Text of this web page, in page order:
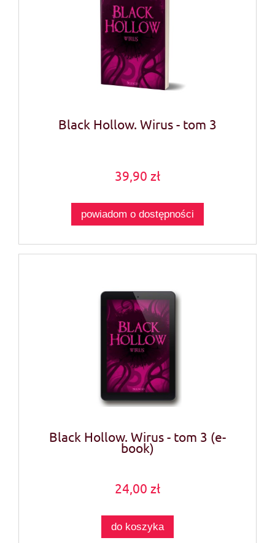
Black Hollow. Wirus - tom 3
39,90 zł
powiadom o dostępności
Black Hollow. Wirus - tom 3 (e-
book)
24,00 zł
do koszyka